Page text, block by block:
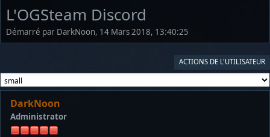
L'OGSteam Discord
Démarré par DarkNoon, 14 Mars 2018, 13:40:25
ACTIONS DE L'UTILISATEUR
DarkNoon
Administrator